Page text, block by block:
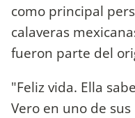
como principal
calaveras
fueron parte del
"Feliz vida. Ella
Vero en uno de